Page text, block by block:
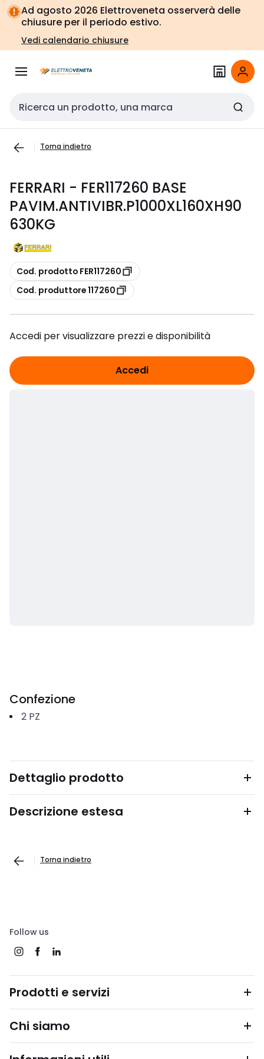
Vai alla
navigazione
Vai
alla
pagina
Ad agosto 2026 Elettroveneta osserverà delle
chiusure per il periodo estivo.
Vedi calendario chiusure
Cerca input
Torna indietro
FERRARI - FER117260 BASE
PAVIM.ANTIVIBR.P1000XL160XH90
630KG
copia
Cod. prodotto FER117260
copia
Cod. produttore 117260
Accedi per visualizzare prezzi e disponibilità
Accedi
Confezione
2 PZ
Dettaglio prodotto
Descrizione estesa
Torna indietro
Follow us
Prodotti e servizi
Chi siamo